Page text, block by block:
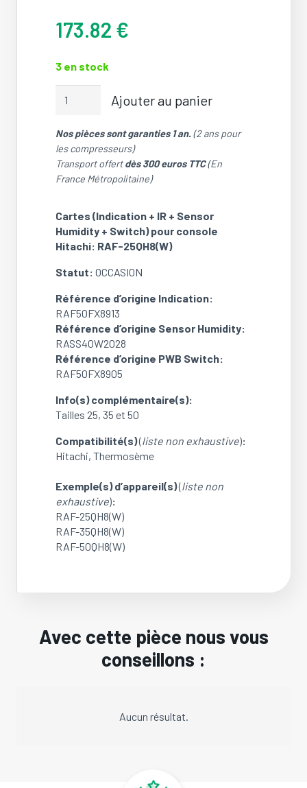
173.82 €
3 en stock
(Indication
+
IR
+
Humidity
+
Switch)
console
RAF-
25QH8(W)
(OCCASION)
Ajouter au panier
Nos pièces sont garanties 1 an.(2 ans pour
les compresseurs)
Transport offertdès 300 euros TTC(En
France Métropolitaine)
Cartes (Indication + IR + Sensor
Humidity + Switch) pour console
Hitachi: RAF-25QH8(W)
Statut: OCCASION
Référence d’origine Indication:
RAF50FX8913
Référence d’origine Sensor Humidity:
RASS40W2028
Référence d’origine PWB Switch:
RAF50FX8905
Info(s) complémentaire(s):
Tailles 25, 35 et 50
Compatibilité(s)(liste non exhaustive):
Hitachi, Thermosème
Exemple(s) d’appareil(s)(liste non
exhaustive):
RAF-25QH8(W)
RAF-35QH8(W)
RAF-50QH8(W)
Avec cette pièce nous vous
conseillons :
Aucun résultat.